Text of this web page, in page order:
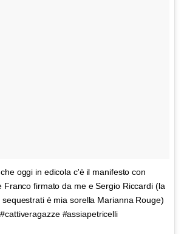
oggi in edicola c'è il manifesto con
Franco firmato da me e Sergio Riccardi (la
è mia sorella Marianna Rouge)
#assiapetricelli